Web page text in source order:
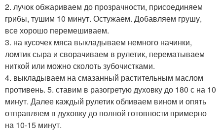
2. лучок обжариваем до прозрачности, присоединяем
грибы, тушим 10 минут. Остужаем. Добавляем грушу,
все хорошо перемешиваем.
3. на кусочек мяса выкладываем немного начинки,
ломтик сыра и сворачиваем в рулетик, перематываем
ниткой или можно сколоть зубочистками.
4. выкладываем на смазанный растительным маслом
противень. 5. ставим в разогретую духовку до 180 с на 10
минут. Далее каждый рулетик обливаем вином и опять
отправляем в духовку до полной готовности примерно
на 10-15 минут.